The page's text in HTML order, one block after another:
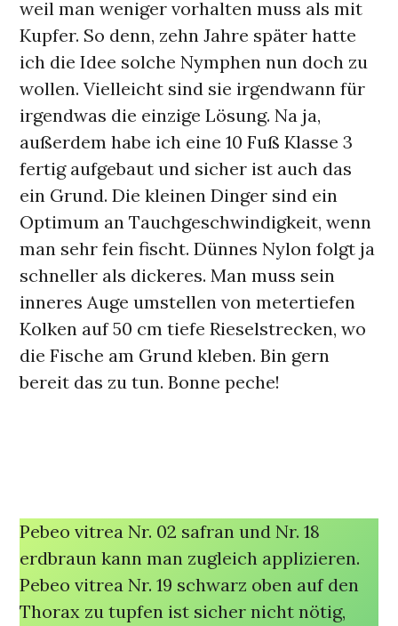
weil man weniger vorhalten muss als mit
Kupfer. So denn, zehn Jahre später hatte
ich die Idee solche Nymphen nun doch zu
wollen. Vielleicht sind sie irgendwann für
irgendwas die einzige Lösung. Na ja,
außerdem habe ich eine 10 Fuß Klasse 3
fertig aufgebaut und sicher ist auch das
ein Grund. Die kleinen Dinger sind ein
Optimum an Tauchgeschwindigkeit, wenn
man sehr fein fischt. Dünnes Nylon folgt ja
schneller als dickeres. Man muss sein
inneres Auge umstellen von metertiefen
Kolken auf 50 cm tiefe Rieselstrecken, wo
die Fische am Grund kleben. Bin gern
bereit das zu tun. Bonne peche!
Pebeo vitrea Nr. 02 safran und Nr. 18
erdbraun kann man zugleich applizieren.
Pebeo vitrea Nr. 19 schwarz oben auf den
Thorax zu tupfen ist sicher nicht nötig,